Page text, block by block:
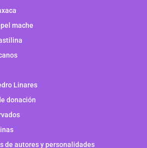
mache
Linares
donación
de autores y personalidades